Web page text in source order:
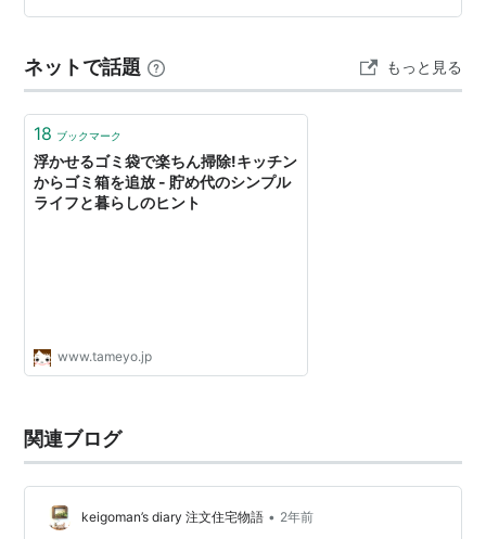
のに、 汚れが落ちる優れものです。 早速使って…
ネットで話題 もっと見る
18 ブックマーク
浮かせるゴミ袋で楽ちん掃除!キッチン
からゴミ箱を追放 - 貯め代のシンプル
ライフと暮らしのヒント
www.tameyo.jp
関連ブログ
keigoman’s diary 注文住宅物語 • 2年前